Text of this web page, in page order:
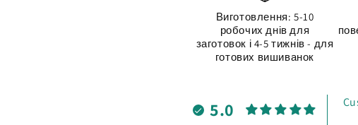
Виготовлення: 5-10
робочих днів для
заготовок і 4-5 тижнів - для
готових вишиванок
5.0